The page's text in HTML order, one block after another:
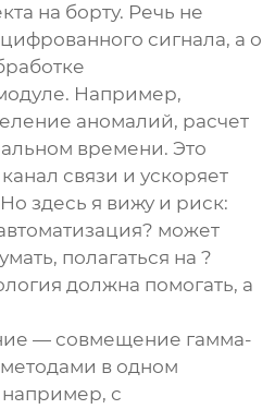
на борту. Речь не
сигнала, а о
Например,
аномалий, расчет
времени. Это
связи и ускоряет
здесь я вижу и риск:
может
полагаться на ?
должна помогать, а
— совмещение гамма-
в одном
с